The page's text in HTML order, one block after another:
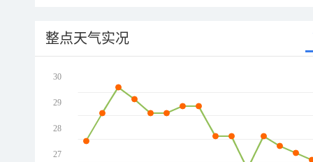
整点天气实况
30
29
28
27